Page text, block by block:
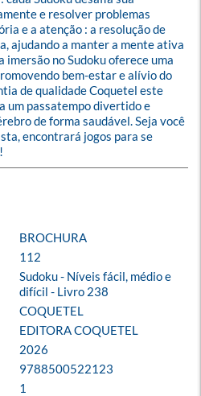
e resolver problemas
e a atenção : a resolução de
ajudando a manter a mente ativa
imersão no Sudoku oferece uma
bem-estar e alívio do
de qualidade Coquetel este
um passatempo divertido e
de forma saudável. Seja você
encontrará jogos para se
BROCHURA
112
Sudoku - Níveis fácil, médio e
difícil - Livro 238
COQUETEL
EDITORA COQUETEL
2026
9788500522123
1